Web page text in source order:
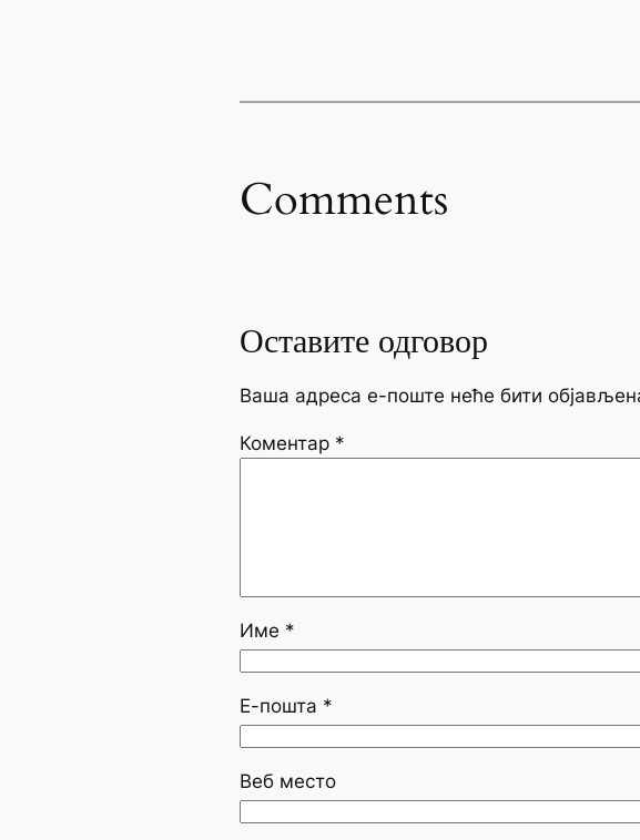
Comments
Оставите одговор
Ваша адреса е-поште неће бити
Коментар *
Име *
Е-пошта *
Веб место